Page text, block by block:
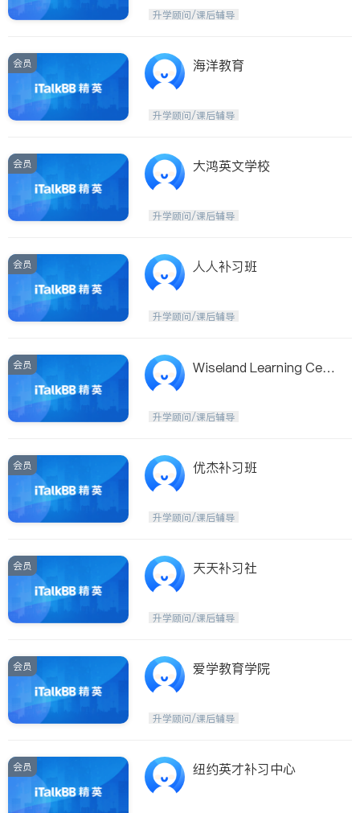
升学顾问/课后辅导
会员 海洋教育
升学顾问/课后辅导
会员 大鸿英文学校
升学顾问/课后辅导
会员 人人补习班
升学顾问/课后辅导
会员
Wiseland Learning Cent
升学顾问/课后辅导
会员 优杰补习班
升学顾问/课后辅导
会员 天天补习社
升学顾问/课后辅导
会员 爱学教育学院
升学顾问/课后辅导
会员 纽约英才补习中心